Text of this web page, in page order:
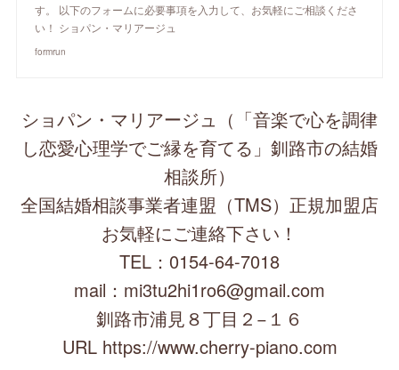
す。 以下のフォームに必要事項を入力して、お気軽にご相談くださ
い！ ショパン・マリアージュ
formrun
ショパン・マリアージュ（「音楽で心を調律
し恋愛心理学でご縁を育てる」釧路市の結婚
相談所）
全国結婚相談事業者連盟（TMS）正規加盟店
お気軽にご連絡下さい！
TEL：0154-64-7018
mail：mi3tu2hi1ro6@gmail.com
釧路市浦見８丁目２−１６
URL https://www.cherry-piano.com